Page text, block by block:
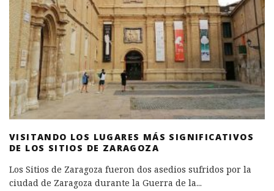
VISITANDO LOS LUGARES MÁS SIGNIFICATIVOS
DE LOS SITIOS DE ZARAGOZA
Los Sitios de Zaragoza fueron dos asedios sufridos por la
ciudad de Zaragoza durante la Guerra de la...